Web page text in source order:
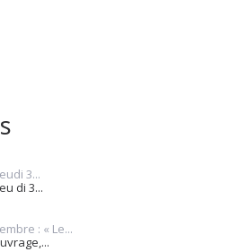
3...
di 3...
: « Le...